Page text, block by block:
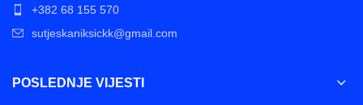
+382 68 155 570
sutjeskaniksickk@gmail.com
POSLEDNJE VIJESTI